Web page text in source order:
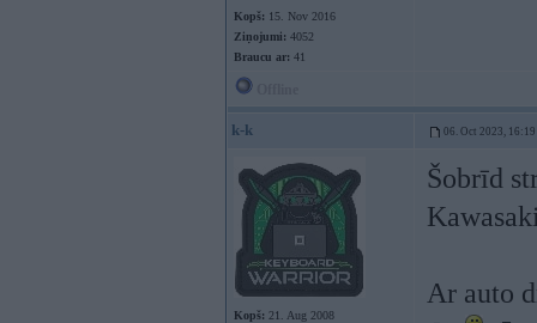
Kopš: 15. Nov 2016
Ziņojumi: 4052
Braucu ar: 41
k-k 06. Oct 2023, 16:19
Kopš: 21. Aug 2008
Šobrīd
Ar auto